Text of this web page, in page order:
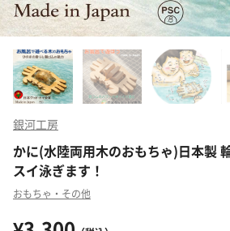
銀河工房
かに(水陸両用木のおもちゃ)日本製
スイ泳ぎます！
おもちゃ・その他